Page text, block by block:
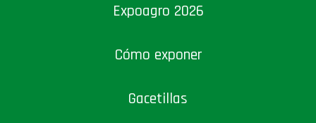
Expoagro 2026
Cómo exponer
Gacetillas